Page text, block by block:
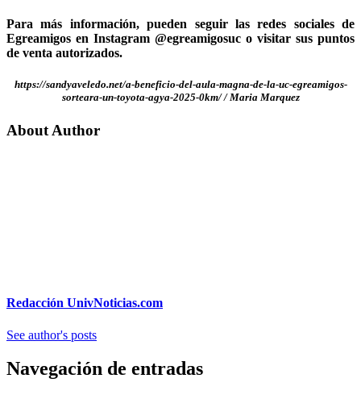
Para más información, pueden seguir las redes sociales de
Egreamigos en Instagram @egreamigosuc o visitar sus puntos
de venta autorizados.
https://sandyaveledo.net/a-beneficio-del-aula-magna-de-la-uc-egreamigos-
sorteara-un-toyota-agya-2025-0km/ / Maria Marquez
About Author
Redacción UnivNoticias.com
See author's posts
Navegación de entradas